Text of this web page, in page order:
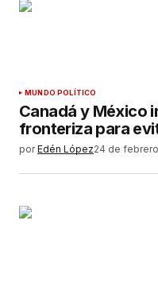
MUNDO POLÍTICO
Canadá y México
fronteriza para
por Edén López24 de